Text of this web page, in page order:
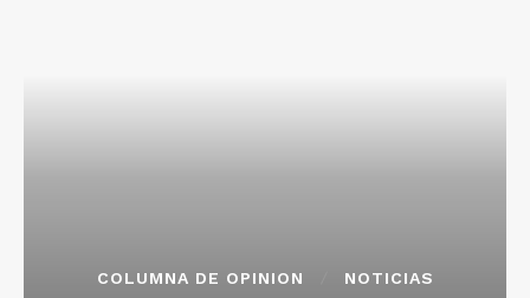
COLUMNA DE OPINION NOTICIAS